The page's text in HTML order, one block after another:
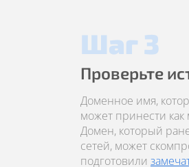
Шаг 3
Проверьте
Доменное имя,
может принести как
Домен, который
сетей, может
подготовили